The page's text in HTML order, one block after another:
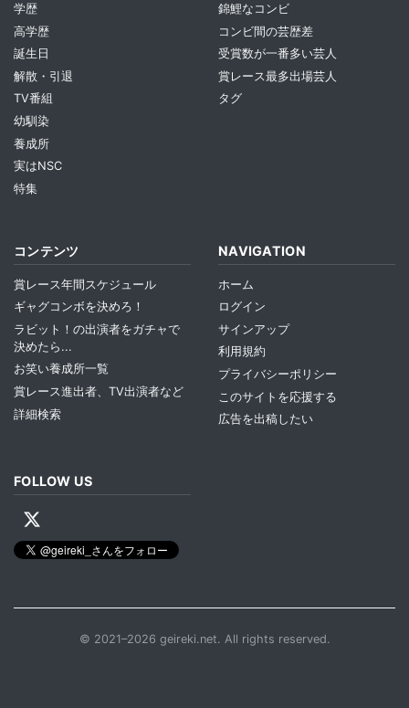
学歴
高学歴
誕生日
解散・引退
TV番組
幼馴染
養成所
実はNSC
特集
錦鯉なコンビ
コンビ間の芸歴差
受賞数が一番多い芸人
賞レース最多出場芸人
タグ
コンテンツ
賞レース年間スケジュール
ギャグコンボを決めろ！
ラビット！の出演者をガチャで
決めたら...
お笑い養成所一覧
賞レース進出者、TV出演者など
詳細検索
NAVIGATION
ホーム
ログイン
サインアップ
利用規約
プライバシーポリシー
このサイトを応援する
広告を出稿したい
FOLLOW US
© 2021–2026 geireki.net. All rights reserved.